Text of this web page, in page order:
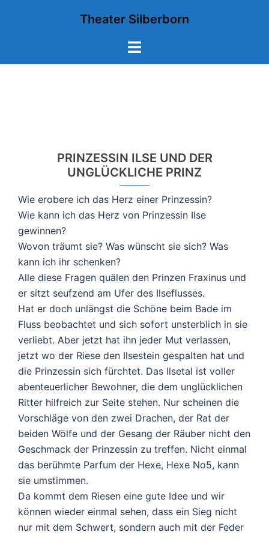
Theater Silberborn
Menü
PRINZESSIN ILSE UND DER
UNGLÜCKLICHE PRINZ
Wie erobere ich das Herz einer Prinzessin?
Wie kann ich das Herz von Prinzessin Ilse
gewinnen?
Wovon träumt sie? Was wünscht sie sich? Was
kann ich ihr schenken?
Alle diese Fragen quälen den Prinzen Fraxinus und
er sitzt seufzend am Ufer des Ilseflusses.
Hat er doch unlängst die Schöne beim Bade im
Fluss beobachtet und sich sofort unsterblich in sie
verliebt. Aber jetzt hat ihn jeder Mut verlassen,
jetzt wo der Riese den Ilsestein gespalten hat und
die Prinzessin sich fürchtet. Das Ilsetal ist voller
abenteuerlicher Bewohner, die dem unglücklichen
Ritter hilfreich zur Seite stehen. Nur scheinen die
Vorschläge von den zwei Drachen, der Rat der
beiden Wölfe und der Gesang der Räuber nicht den
Geschmack der Prinzessin zu treffen. Nicht einmal
das berühmte Parfum der Hexe, Hexe No5, kann
sie umstimmen.
Da kommt dem Riesen eine gute Idee und wir
können wieder einmal sehen, dass ein Sieg nicht
nur mit dem Schwert, sondern auch mit der Feder